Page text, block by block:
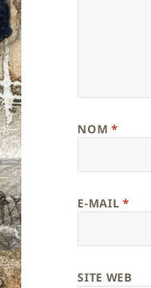
NOM *
E-MAIL *
SITE WEB